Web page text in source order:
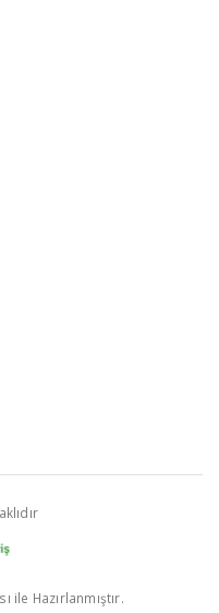
ile Hazırlanmıştır.